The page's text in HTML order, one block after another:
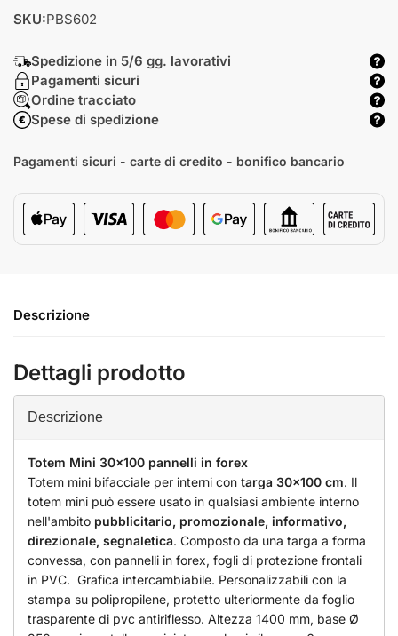
SKU:PBS602
Spedizione in 5/6 gg. lavorativi
Pagamenti sicuri
Ordine tracciato
Spese di spedizione
Pagamenti sicuri - carte di credito - bonifico bancario
Descrizione
Dettagli prodotto
Descrizione
Totem Mini 30x100 pannelli in forex
Totem mini bifacciale per interni con targa 30x100 cm. Il
totem mini può essere usato in qualsiasi ambiente interno
nell'ambito pubblicitario, promozionale, informativo,
direzionale, segnaletica. Composto da una targa a forma
convessa, con pannelli in forex, fogli di protezione frontali
in PVC. Grafica intercambiabile. Personalizzabili con la
stampa su polipropilene, protetto ulteriormente da foglio
trasparente di pvc antiriflesso. Altezza 1400 mm, base Ø